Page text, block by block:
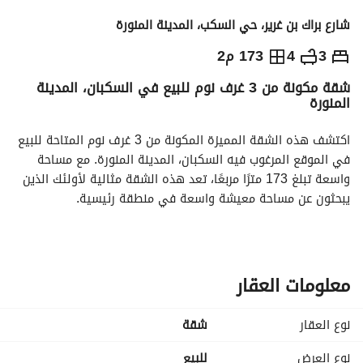
شارع براك بن غرير، حي السكب، المدينة المنورة
3
4 173 م2 ⃁
570,000
التفاصيل معلومات ترخيص الإعلان حاسبة التمويل
شقة مكونة من 3 غرف نوم للبيع في السكبان، المدينة
المنورة
يبحثون عن مساحة معيشة واسعة في منطقة رئيسية.
حياة مريحة.
وفقًا لذوقك.
معلومات العقار
نوع العقار
شقة
نوع العرض
للبيع